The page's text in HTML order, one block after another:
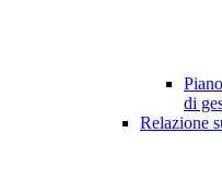
di
Relazione